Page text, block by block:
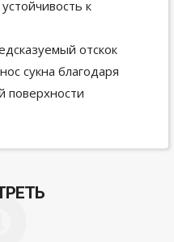
к
отскок
сукна благодаря
поверхности